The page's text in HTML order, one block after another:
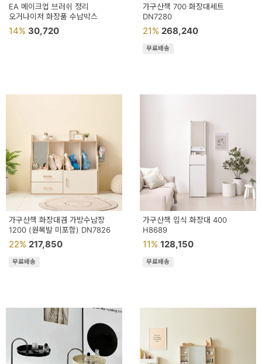
EA 메이크업 브러쉬 정리
오거나이저 화장품 수납박스
14% 30,720
가구산책 700 화장대세트
DN7280
21% 268,240
무료배송
가구산책 화장대겸 가방수납장
1200 (원목발 미포함) DN7826
22% 217,850
무료배송
가구산책 입식 화장대 400
H8689
11% 128,150
무료배송